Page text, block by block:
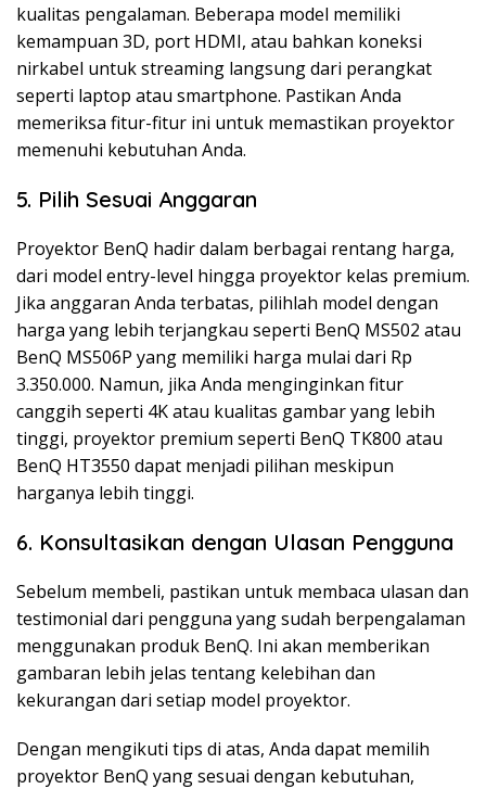
kualitas pengalaman. Beberapa model memiliki
kemampuan 3D, port HDMI, atau bahkan koneksi
nirkabel untuk streaming langsung dari perangkat
seperti laptop atau smartphone. Pastikan Anda
memeriksa fitur-fitur ini untuk memastikan proyektor
memenuhi kebutuhan Anda.
5. Pilih Sesuai Anggaran
Proyektor BenQ hadir dalam berbagai rentang harga,
dari model entry-level hingga proyektor kelas premium.
Jika anggaran Anda terbatas, pilihlah model dengan
harga yang lebih terjangkau seperti BenQ MS502 atau
BenQ MS506P yang memiliki harga mulai dari Rp
3.350.000. Namun, jika Anda menginginkan fitur
canggih seperti 4K atau kualitas gambar yang lebih
tinggi, proyektor premium seperti BenQ TK800 atau
BenQ HT3550 dapat menjadi pilihan meskipun
harganya lebih tinggi.
6. Konsultasikan dengan Ulasan Pengguna
Sebelum membeli, pastikan untuk membaca ulasan dan
testimonial dari pengguna yang sudah berpengalaman
menggunakan produk BenQ. Ini akan memberikan
gambaran lebih jelas tentang kelebihan dan
kekurangan dari setiap model proyektor.
Dengan mengikuti tips di atas, Anda dapat memilih
proyektor BenQ yang sesuai dengan kebutuhan,